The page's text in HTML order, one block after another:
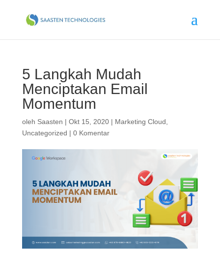
5 Langkah Mudah
Menciptakan Email
Momentum
oleh Saasten | Okt 15, 2020| Marketing Cloud
Uncategorized | 0 Komentar